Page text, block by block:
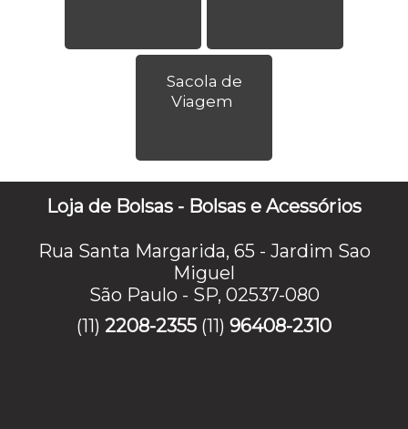
Sacola de
Viagem
Loja de Bolsas - Bolsas e Acessórios
Rua Santa Margarida, 65 - Jardim Sao
Miguel
São Paulo - SP, 02537-080
(11) 2208-2355 (11) 96408-2310